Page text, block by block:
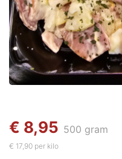
€ 8,95 500 gram
€ 17,90 per kilo